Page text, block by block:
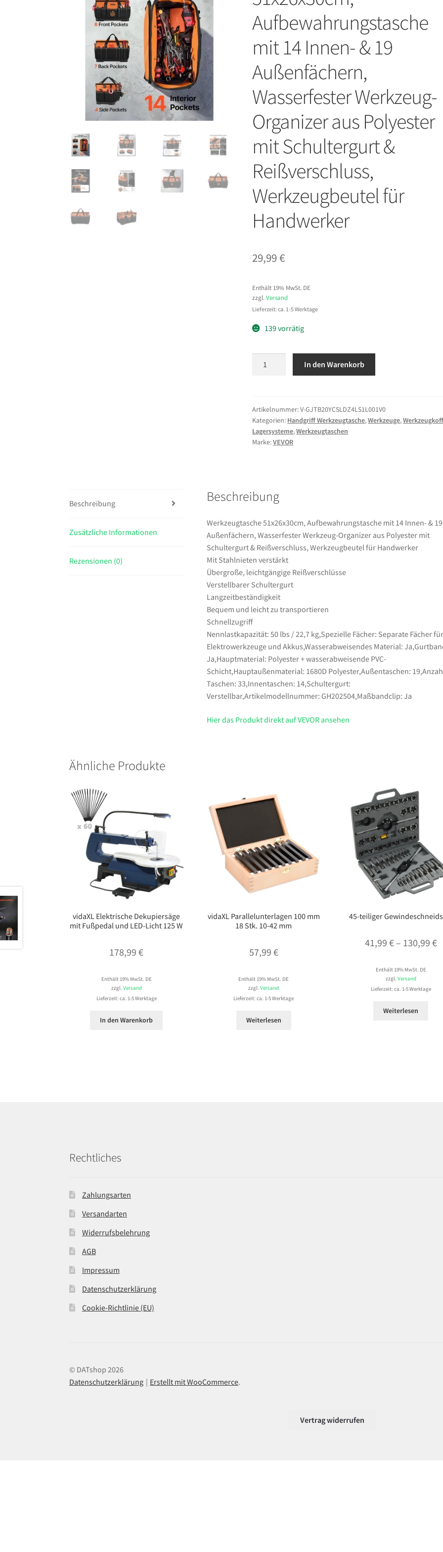
Aufbewahrungstasche
mit 14 Innen- & 19
Außenfächern,
Wasserfester Werkzeug-
Organizer aus Polyester
mit Schultergurt &
Reißverschluss,
Werkzeugbeutel für
Handwerker
29,99€
Enthält 19% MwSt. DE
zzgl.Versand
Lieferzeit: ca. 1-5 Werktage
139 vorrätig
mit
14
Innen-
&
Werkzeug-
aus
Polyester
mit
Schultergurt
&
Reißverschluss,
Werkzeugbeutel
für
Handwerker
Menge
In den Warenkorb
Artikelnummer:V-GJTB20YCSLDZ4LS1L001V0
Kategorien: Handgriff Werkzeugtasche,Werkzeuge,
Lagersysteme,Werkzeugtaschen
Marke:VEVOR
Beschreibung
Zusätzliche Informationen
Rezensionen (0)
Beschreibung
Werkzeugtasche 51x26x30cm, Aufbewahrungstasche mit 14 Innen- & 19
Außenfächern, Wasserfester Werkzeug-Organizer aus Polyester mit
Schultergurt & Reißverschluss, Werkzeugbeutel für Handwerker
Mit Stahlnieten verstärkt
Übergroße, leichtgängige Reißverschlüsse
Verstellbarer Schultergurt
Langzeitbeständigkeit
Bequem und leicht zu transportieren
Schnellzugriff
Nennlastkapazität: 50 lbs / 22,7 kg,Spezielle Fächer: Separate Fächer für
Elektrowerkzeuge und Akkus,Wasserabweisendes Material:
Ja,Hauptmaterial: Polyester + wasserabweisende PVC-
Schicht,Hauptaußenmaterial: 1680D Polyester,Außentaschen:
Taschen: 33,Innentaschen: 14,Schultergurt:
Verstellbar,Artikelmodellnummer: GH202504,Maßbandclip: Ja
Hier das Produkt direkt auf VEVOR ansehen
Ähnliche Produkte
vidaXL Elektrische Dekupiersäge
mit Fußpedal und LED-Licht 125 W
178,99€
Enthält 19% MwSt. DE
zzgl. Versand
Lieferzeit: ca. 1-5 Werktage
In den Warenkorb
vidaXL Parallelunterlagen 100 mm
18 Stk. 10-42 mm
57,99 €
Enthält 19% MwSt. DE
zzgl.Versand
Lieferzeit: ca. 1-5 Werktage
Weiterlesen
45-teiliger
41,99 € – 130,99 €
Enthält 19% MwSt. DE
zzgl. Versand
Lieferzeit: ca. 1-5 Werktage
Weiterlesen
Rechtliches
Zahlungsarten
Versandarten
Widerrufsbelehrung
AGB
Impressum
Datenschutzerklärung
Cookie-Richtlinie (EU)
© DATshop 2026
Datenschutzerklärung
Erstellt mit WooCommerce.
Vertrag widerrufen